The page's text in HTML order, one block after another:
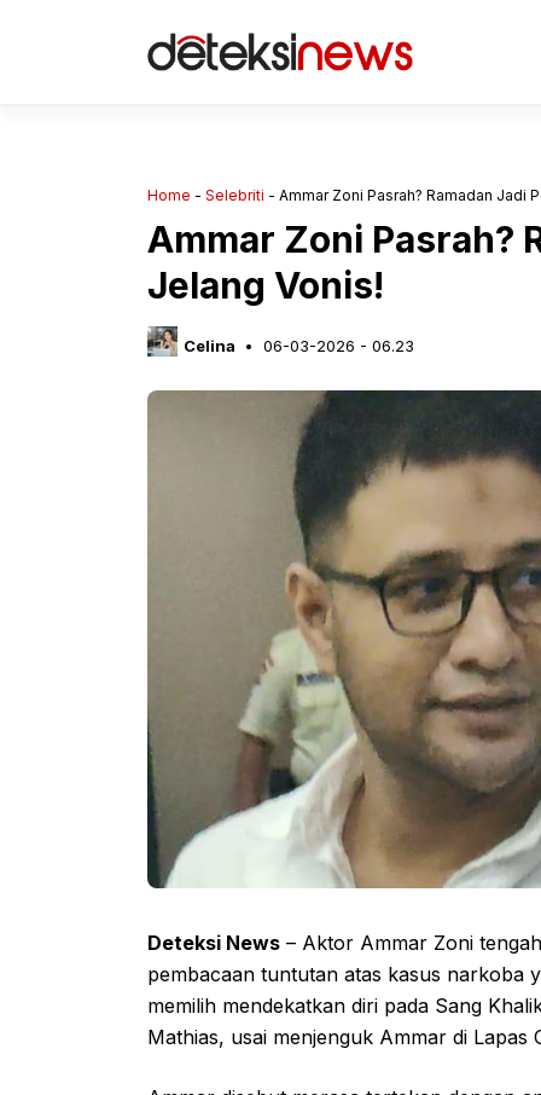
Home - Selebriti - Ammar Zoni Pasrah? Ramadan Jadi
Ammar Zoni Pasrah?
Jelang Vonis!
Celina 06-03-2026 - 06.23
Deteksi News – Aktor Ammar Zoni
pembacaan tuntutan atas kasus narkoba
memilih mendekatkan diri pada Sang
Mathias, usai menjenguk Ammar di Lapas